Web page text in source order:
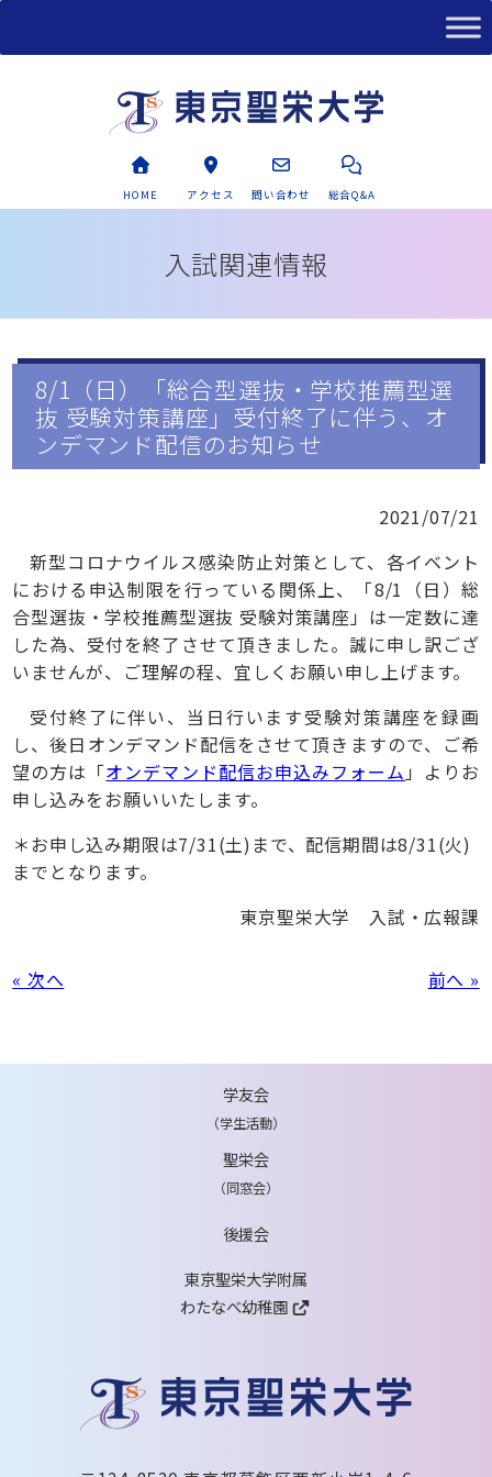
HOME アクセス 問い合わせ 総合Q&A
入試関連情報
8/1（日）「総合型選抜・学校推薦型選
抜 受験対策講座」受付終了に伴う、オ
ンデマンド配信のお知らせ
2021/07/21
新型コロナウイルス感染防止対策として、各イベント
における申込制限を行っている関係上、「8/1（日）総
合型選抜・学校推薦型選抜 受験対策講座」は一定数に達
した為、受付を終了させて頂きました。誠に申し訳ござ
いませんが、ご理解の程、宜しくお願い申し上げます。
受付終了に伴い、当日行います受験対策講座を録画
し、後日オンデマンド配信をさせて頂きますので、ご希
望の方は「オンデマンド配信お申込みフォーム 」よりお
申し込みをお願いいたします。
＊お申し込み期限は7/31(土)まで、配信期間は8/31(火)
までとなります。
東京聖栄大学 入試・広報課
« 次へ 前へ »
学友会
（学生活動）
聖栄会
（同窓会）
後援会
東京聖栄大学附属
わたなべ幼稚園